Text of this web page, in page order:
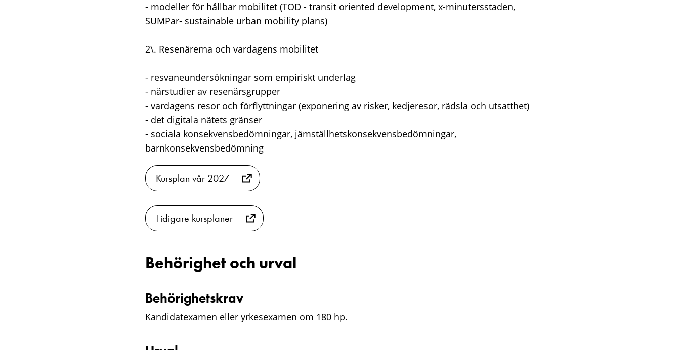
- modeller för hållbar mobilitet (TOD - transit oriented development, x-minutersstaden,
SUMPar- sustainable urban mobility plans)
2\. Resenärerna och vardagens mobilitet
- resvaneundersökningar som empiriskt underlag
- närstudier av resenärsgrupper
- vardagens resor och förflyttningar (exponering av risker, kedjeresor, rädsla och utsatthet)
- det digitala nätets gränser
- sociala konsekvensbedömningar, jämställhetskonsekvensbedömningar,
barnkonsekvensbedömning
Kursplan vår 2027
Tidigare kursplaner
Behörighet och urval
Behörighetskrav
Kandidatexamen eller yrkesexamen om 180 hp.